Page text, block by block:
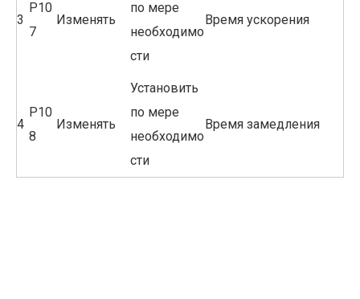
3
P10
7
Изменять
по мере
необходимо
сти
Время ускорения
4
P10
8
Изменять
Установить
по мере
необходимо
сти
Время замедления